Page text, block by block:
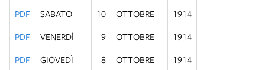
PDF
SABATO 10 OTTOBRE
1914
PDF
VENERDÌ 9 OTTOBRE
1914
PDF
GIOVEDÌ 8 OTTOBRE
1914